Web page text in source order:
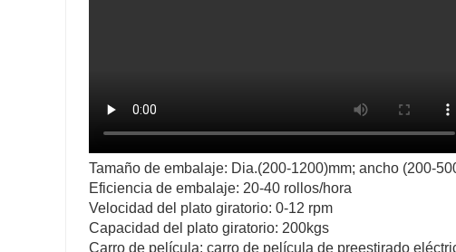
Tamaño de embalaje: Dia.(200-1200)mm; ancho (200-
Eficiencia de embalaje: 20-40 rollos/hora
Velocidad del plato giratorio: 0-12 rpm
Capacidad del plato giratorio: 200kgs
Carro de película: carro de película de preestirado